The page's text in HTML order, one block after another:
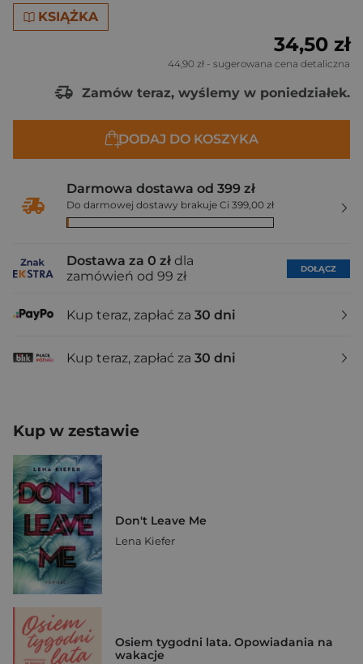
KSIĄŻKA
34,50 zł
44,90 zł - sugerowana cena detaliczna
Zamów teraz, wyślemy w poniedziałek.
DODAJ DO KOSZYKA
Darmowa dostawa od 399 zł
Do darmowej dostawy brakuje Ci 399,00 zł
Dostawa za 0 zł dla
zamówień od 99 zł
DOŁĄCZ
Kup teraz, zapłać za 30 dni
Kup teraz, zapłać za 30 dni
Kup w zestawie
Don't Leave Me
Lena Kiefer
Osiem tygodni lata. Opowiadania na
wakacje